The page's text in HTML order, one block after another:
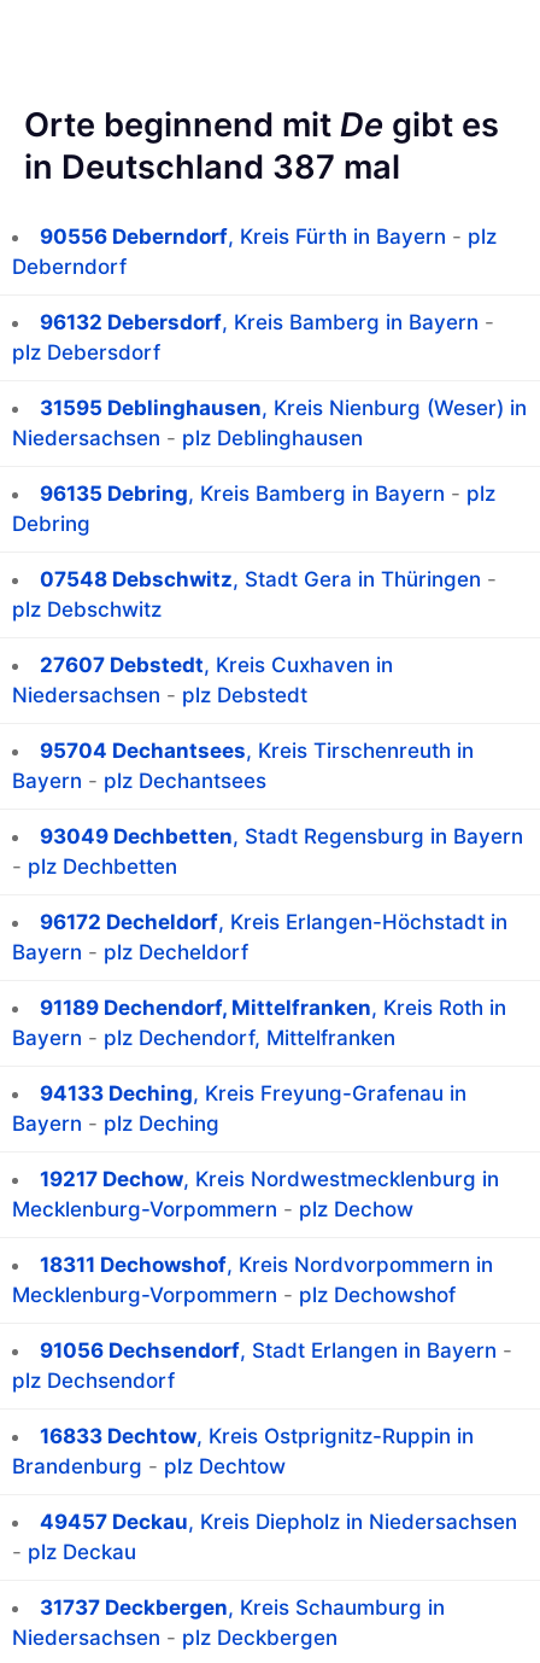
Orte beginnend mit De gibt es
in Deutschland 387 mal
90556 Deberndorf, Kreis Fürth in Bayern - plz
Deberndorf
96132 Debersdorf, Kreis Bamberg in Bayern -
plz Debersdorf
31595 Deblinghausen, Kreis Nienburg (Weser) in
Niedersachsen - plz Deblinghausen
96135 Debring, Kreis Bamberg in Bayern - plz
Debring
07548 Debschwitz, Stadt Gera in Thüringen -
plz Debschwitz
27607 Debstedt, Kreis Cuxhaven in
Niedersachsen - plz Debstedt
95704 Dechantsees, Kreis Tirschenreuth in
Bayern - plz Dechantsees
93049 Dechbetten, Stadt Regensburg in Bayern
- plz Dechbetten
96172 Decheldorf, Kreis Erlangen-Höchstadt in
Bayern - plz Decheldorf
91189 Dechendorf, Mittelfranken, Kreis Roth in
Bayern - plz Dechendorf, Mittelfranken
94133 Deching, Kreis Freyung-Grafenau in
Bayern - plz Deching
19217 Dechow, Kreis Nordwestmecklenburg in
Mecklenburg-Vorpommern - plz Dechow
18311 Dechowshof, Kreis Nordvorpommern in
Mecklenburg-Vorpommern - plz Dechowshof
91056 Dechsendorf, Stadt Erlangen in Bayern -
plz Dechsendorf
16833 Dechtow, Kreis Ostprignitz-Ruppin in
Brandenburg - plz Dechtow
49457 Deckau, Kreis Diepholz in Niedersachsen
- plz Deckau
31737 Deckbergen, Kreis Schaumburg in
Niedersachsen - plz Deckbergen